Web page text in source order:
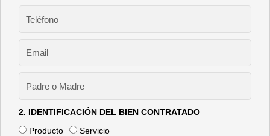
2. IDENTIFICACIÓN DEL BIEN CONTRATADO
Producto Servicio